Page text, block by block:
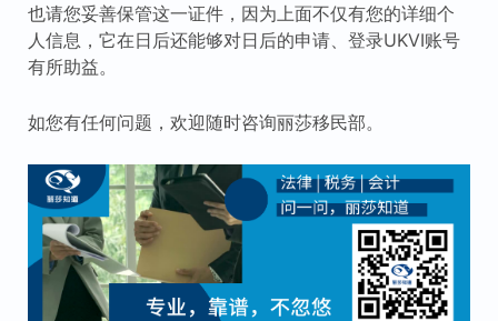
也请您妥善保管这一证件，因为上面不仅有您的详细个
人信息，它在日后还能够对日后的申请、登录UKVI账号
有所助益。
如您有任何问题，欢迎随时咨询丽莎移民部。